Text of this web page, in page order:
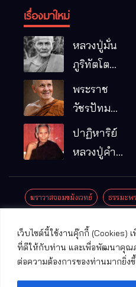
เว็บไซต์นี้ใช้งานคุ๊กกี้ (Cookies)
ที่ดีให้กับท่าน และเพื่อพัฒนาคุณ
ต่อความต้องการของท่านมากยิ่ง
เรื่องมาใหม่
หลวงปู่มั่น
ภูริทัตโต
พระอริยเจ้า
ผู้เป็นบิดา
รมฐาน
พระราช
วัชรปัทม
คุณ (หลวง
ปู่บัวเกตุ
แล้ว วัดป่า
อ.แม่ริม
จ.เชียงใหม่
ปาฏิหาริย์
หลวงปู่คำ
มณี
ฆราวาสจอมขมังเวทย์ ธรรมะพ
ปาฏิหาริย์พระเครื่อง
พระพุทธรูปศักดิ์สิทธิ์ วัดที่สํา